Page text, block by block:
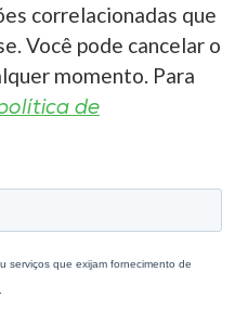
correlacionadas que
Você pode cancelar o
momento. Para
de